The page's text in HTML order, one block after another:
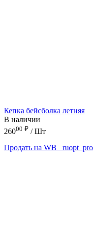
Кепка бейсболка летняя
В наличии
26000 ₽ / Шт
Продать на WB